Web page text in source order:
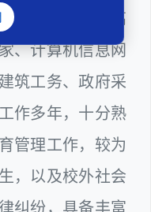
某区公办学校高
、计算机信息网
筑工务、政府采
作多年，十分熟
管理工作，较为
，以及校外社会
纠纷，具备丰富